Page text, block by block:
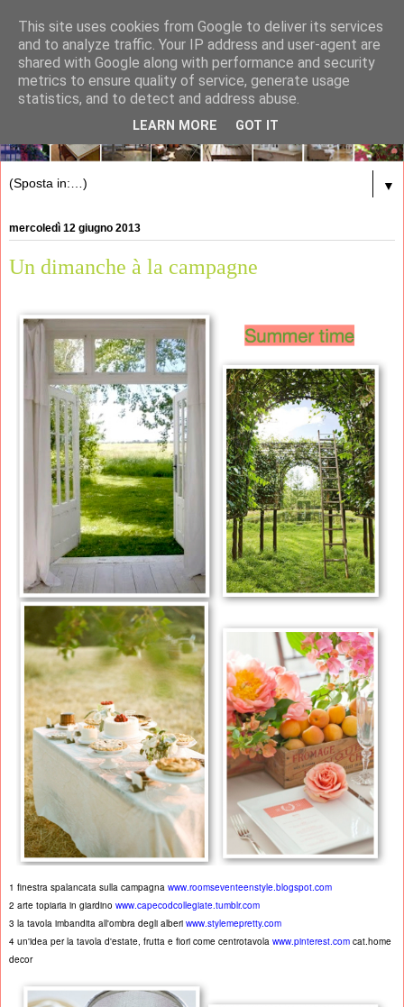
▼
mercoledì 12 giugno 2013
Un dimanche à la campagne
1 finestra spalancata sulla campagna www.roomseventeenstyle.blogspot.com
2 arte topiaria in giardino www.capecodcollegiate.tumblr.com
3 la tavola imbandita all'ombra degli alberi www.stylemepretty.com
4 un'idea per la tavola d'estate, frutta e fiori come centrotavola www.pinterest.com cat.home
decor
This site uses cookies from Google to deliver its services
and to analyze traffic. Your IP address and user-agent are
shared with Google along with performance and security
metrics to ensure quality of service, generate usage
statistics, and to detect and address abuse.
LEARN MORE GOT IT